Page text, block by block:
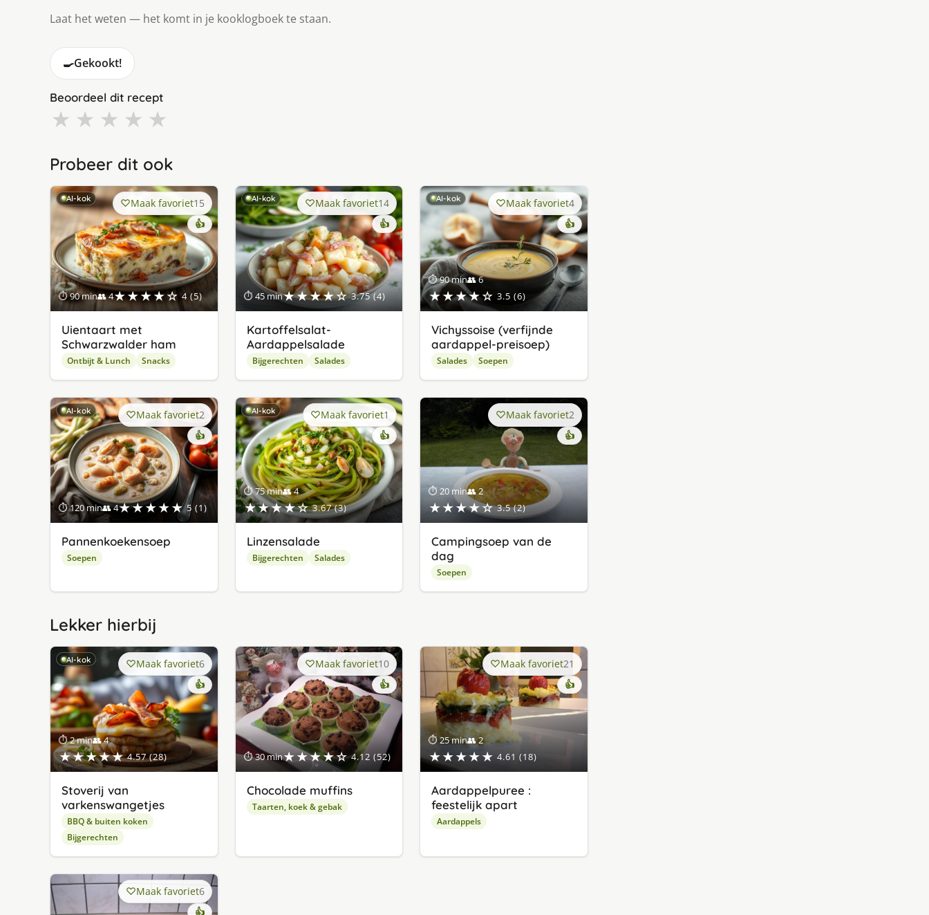
Laat het weten — het komt in je kooklogboek te staan.
🍳Gekookt!
Beoordeel dit recept
★ ★ ★ ★ ★
Probeer dit ook
AI-kok
⏱ 90 min👥 4★★★★☆ 4 (5)
Maak favoriet15
👍
Uientaart met
Schwarzwalder ham
Ontbijt & Lunch Snacks
AI-kok
⏱ 45 min★★★★☆ 3.75 (4)
Maak favoriet14
👍
Kartoffelsalat-
Aardappelsalade
Bijgerechten Salades
AI-kok
⏱ 90 min👥 6
★★★★☆ 3.5 (6)
Maak favoriet4
👍
Vichyssoise (verfijnde
aardappel-preisoep)
Salades Soepen
AI-kok
⏱ 120 min👥 4★★★★★ 5 (1)
Maak favoriet2
👍
Pannenkoekensoep
Soepen
AI-kok
⏱ 75 min👥 4
★★★★☆ 3.67 (3)
Maak favoriet1
👍
Linzensalade
Bijgerechten Salades
⏱ 20 min👥 2
★★★★☆ 3.5 (2)
Maak favoriet2
👍
Campingsoep van de
dag
Soepen
Lekker hierbij
AI-kok
⏱ 2 min👥 4
★★★★★ 4.57 (28)
Maak favoriet6
👍
Stoverij van
varkenswangetjes
BBQ & buiten koken
Bijgerechten
⏱ 30 min★★★★☆ 4.12 (52)
Maak favoriet10
👍
Chocolade muffins
Taarten, koek & gebak
⏱ 25 min👥 2
★★★★★ 4.61 (18)
Maak favoriet21
👍
Aardappelpuree :
feestelijk apart
Aardappels
Maak favoriet6
👍